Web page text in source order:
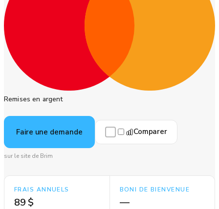
Remises en argent
Faire une demande Comparer
sur le site de Brim
FRAIS ANNUELS
89 $
BONI DE BIENVENUE
—